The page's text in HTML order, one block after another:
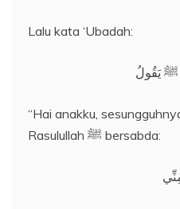
Lalu kata ‘Ubadah:
“Hai anakku,
Rasulullah ﷺ bersabda: